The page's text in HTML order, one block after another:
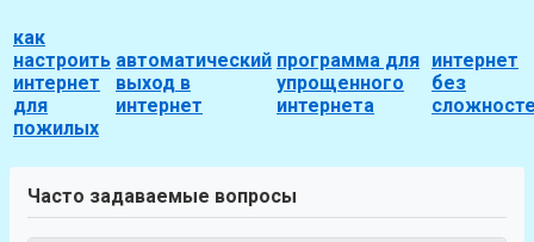
как
настроить
интернет
для
пожилых
автоматический
выход в
интернет
программа для
упрощенного
интернета
интернет
без
Часто задаваемые вопросы